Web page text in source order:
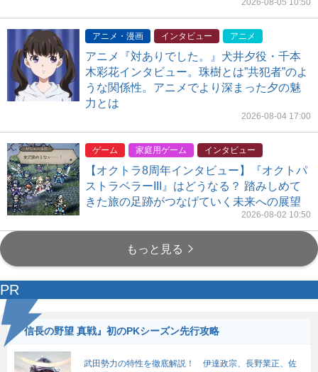
2026-08-05 10:50
アニメ・漫画 インタビュー アニメ
アニメ『対ありでした。』犬井夕役・千本
木彩花インタビュー。珠樹とは”共犯者”のよ
うな関係性。アニメでより深まった夕の魅
力とは
2026-08-04 17:00
ゲーム 家庭用ゲーム インタビュー
【オクトラ8周年インタビュー】『オクトパ
ストラベラーIII』はどうなる？ 踏みしめて
きた旅の足跡がつなげていく未来への展望
2026-08-02 10:50
もっと見る
PR
『信長の野望 真戦』初のPKシーズン先行攻略
武田勢力の特性を徹底解説！ 伊達政宗、長野業正、佐